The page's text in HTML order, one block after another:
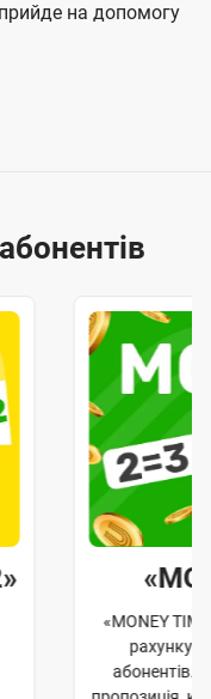
на допомогу
«MONEY
рахунку
абонентів.